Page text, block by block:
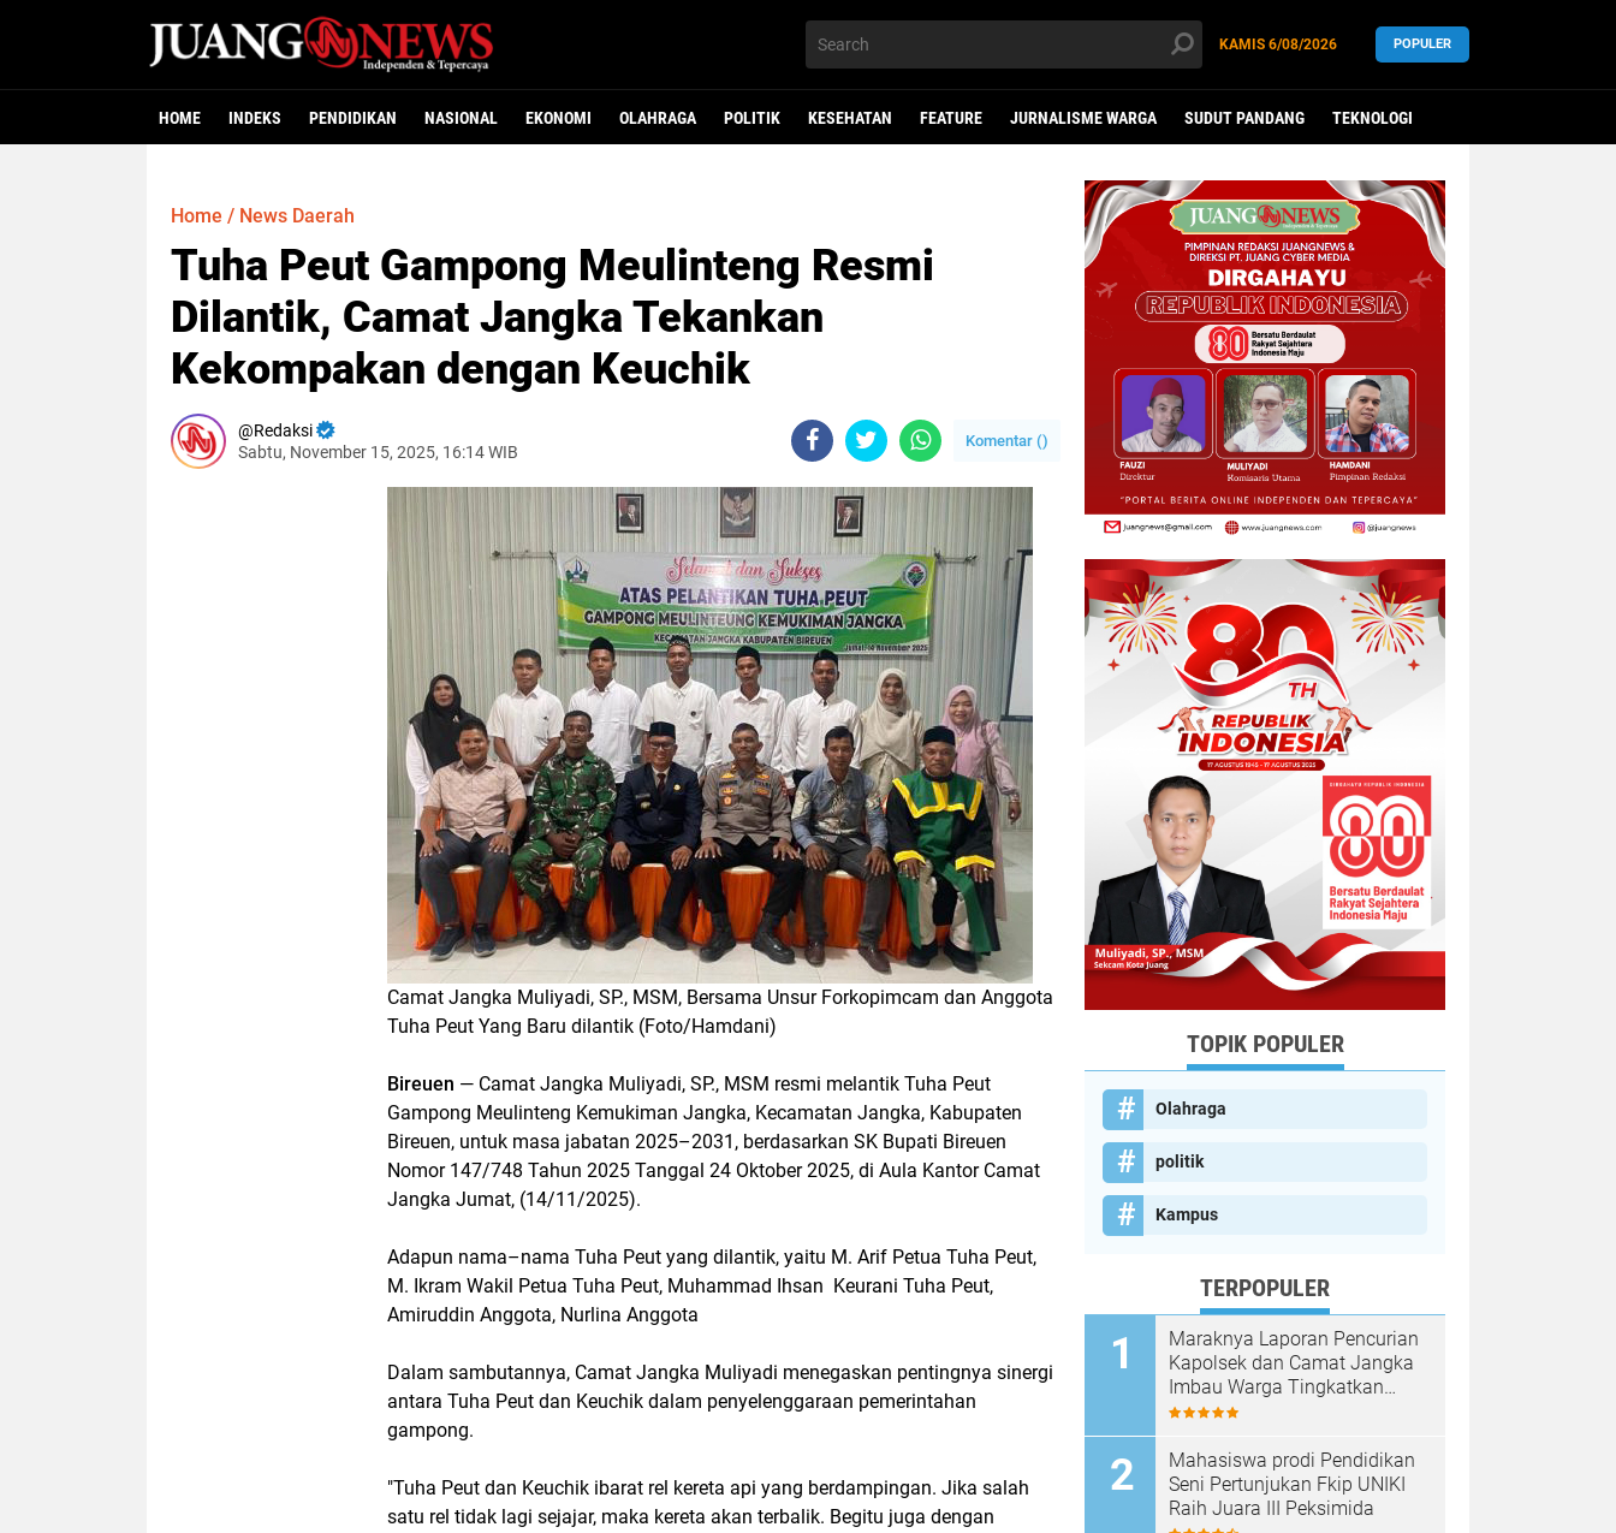
KAMIS 6/08/2026 POPULER
HOME INDEKS PENDIDIKAN NASIONAL EKONOMI OLAHRAGA POLITIK KESEHATAN FEATURE JURNALISME WARGA SUDUT PANDANG TEKNOLOGI
Home / News Daerah
Tuha Peut Gampong Meulinteng Resmi
Dilantik, Camat Jangka Tekankan
Kekompakan dengan Keuchik
Redaksi
Sabtu, November 15, 2025, 16:14 WIB
Komentar ()
Camat Jangka Muliyadi, SP., MSM, Bersama Unsur Forkopimcam dan Anggota
Tuha Peut Yang Baru dilantik (Foto/Hamdani)
Bireuen — Camat Jangka Muliyadi, SP., MSM resmi melantik Tuha Peut
Gampong Meulinteng Kemukiman Jangka, Kecamatan Jangka, Kabupaten
Bireuen, untuk masa jabatan 2025–2031, berdasarkan SK Bupati Bireuen
Nomor 147/748 Tahun 2025 Tanggal 24 Oktober 2025, di Aula Kantor Camat
Jangka Jumat, (14/11/2025).
Adapun nama–nama Tuha Peut yang dilantik, yaitu M. Arif Petua Tuha Peut,
M. Ikram Wakil Petua Tuha Peut, Muhammad Ihsan Keurani Tuha Peut,
Amiruddin Anggota, Nurlina Anggota
Dalam sambutannya, Camat Jangka Muliyadi menegaskan pentingnya sinergi
antara Tuha Peut dan Keuchik dalam penyelenggaraan pemerintahan
gampong.
"Tuha Peut dan Keuchik ibarat rel kereta api yang berdampingan. Jika salah
satu rel tidak lagi sejajar, maka kereta akan terbalik. Begitu juga dengan
TOPIK POPULER
Olahraga
politik
Kampus
TERPOPULER
Maraknya Laporan Pencurian
Kapolsek dan Camat Jangka
Imbau Warga Tingkatkan
Kewaspadaan
Mahasiswa prodi Pendidikan
Seni Pertunjukan Fkip UNIKI
Raih Juara III Peksimida